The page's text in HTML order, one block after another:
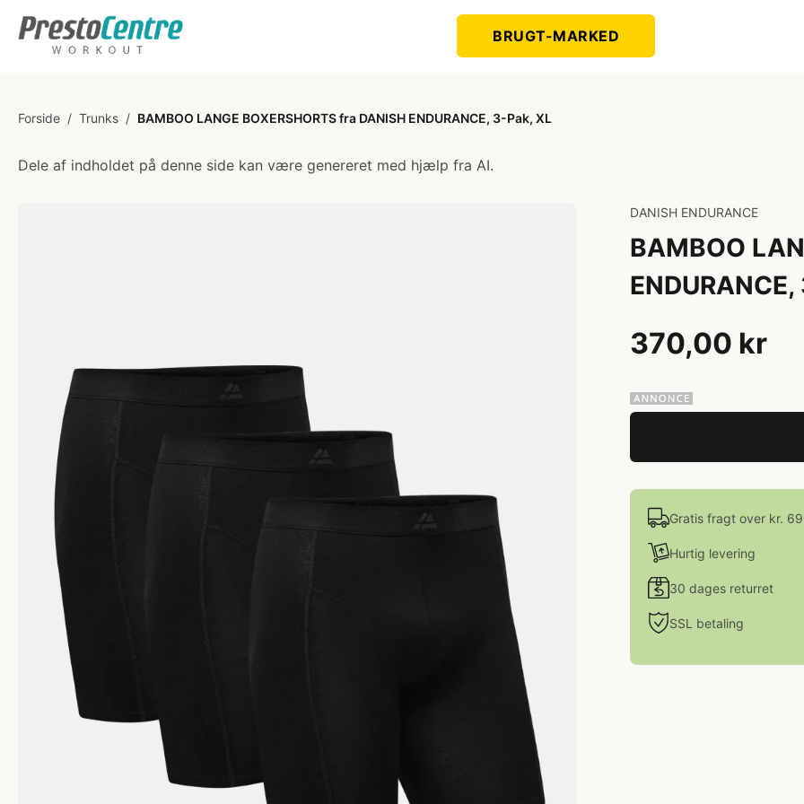
BRUGT-MARKED
Forside / Trunks / BAMBOO LANGE BOXERSHORTS fra DANISH ENDURANCE, 3-Pak, XL
Dele af indholdet på denne side kan være genereret med hjælp fra AI.
DANISH ENDURANCE
BAMBOO
370,00 kr
Gratis fragt over kr.
Hurtig levering
30 dages returret
SSL betaling